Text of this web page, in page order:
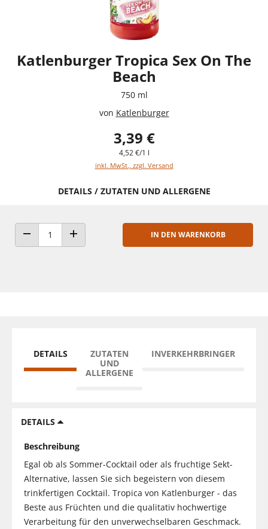
Katlenburger Tropica Sex On The
Beach
750 ml
von Katlenburger
3,39 €
4,52 €/1 l
inkl. MwSt., zzgl. Versand
DETAILS / ZUTATEN UND ALLERGENE
ANZAHL VERRINGERNANZAHL ERHÖHEN
IN DEN WARENKORB
DETAILS
ZUTATEN
UND
ALLERGENE
INVERKEHRBRINGER
DETAILS
Beschreibung
Egal ob als Sommer-Cocktail oder als fruchtige Sekt-
Alternative, lassen Sie sich begeistern von diesem
trinkfertigen Cocktail. Tropica von Katlenburger - das
Beste aus Früchten und die qualitativ hochwertige
Verarbeitung für den unverwechselbaren Geschmack.